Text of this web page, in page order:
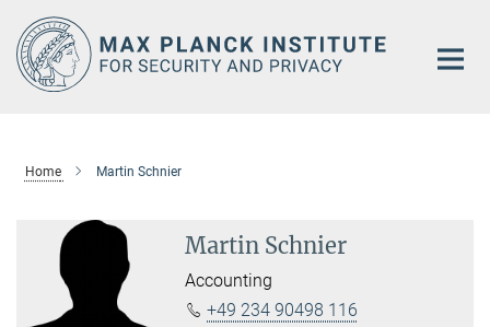
Main-
Content
Home Martin Schnier
Martin Schnier
Accounting
+49 234 90498 116